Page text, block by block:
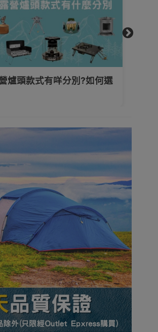
天幕及功能帳幕 收納防水袋
手提袋/手提包 露營燈
派對必備 保暖家電
爐頭款式有咩分別?如何選